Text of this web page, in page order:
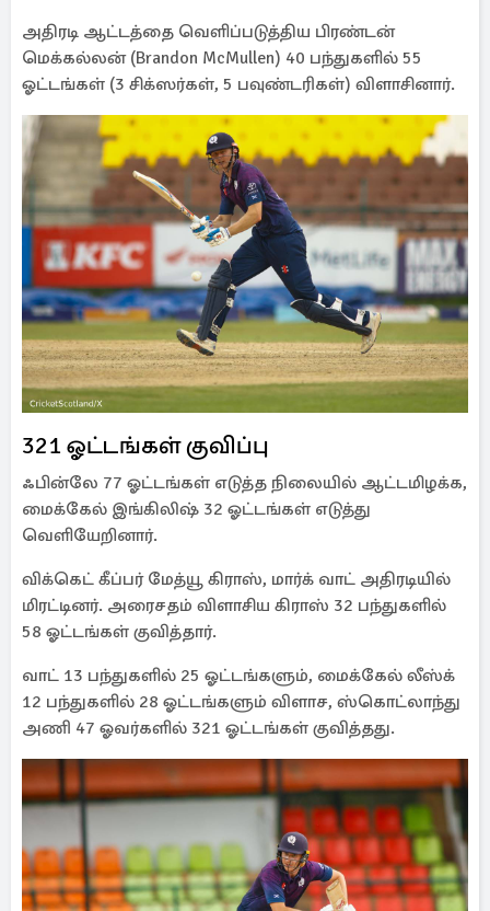
அதிரடி ஆட்டத்தை வெளிப்படுத்திய பிரண்டன்
மெக்கல்லன் (Brandon McMullen) 40 பந்துகளில் 55
ஓட்டங்கள் (3 சிக்ஸர்கள், 5 பவுண்டரிகள்) விளாசினார்.
321 ஓட்டங்கள் குவிப்பு
ஃபின்லே 77 ஓட்டங்கள் எடுத்த நிலையில் ஆட்டமிழக்க,
மைக்கேல் இங்கிலிஷ் 32 ஓட்டங்கள் எடுத்து
வெளியேறினார்.
விக்கெட் கீப்பர் மேத்யூ கிராஸ், மார்க் வாட் அதிரடியில்
மிரட்டினர். அரைசதம் விளாசிய கிராஸ் 32 பந்துகளில்
58 ஓட்டங்கள் குவித்தார்.
வாட் 13 பந்துகளில் 25 ஓட்டங்களும், மைக்கேல் லீஸ்க்
12 பந்துகளில் 28 ஓட்டங்களும் விளாச, ஸ்கொட்லாந்து
அணி 47 ஓவர்களில் 321 ஓட்டங்கள் குவித்தது.